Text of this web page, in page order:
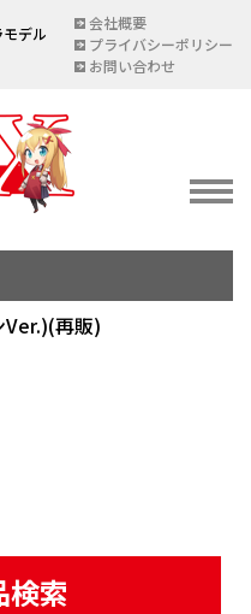
デル
会社概要
プライバシーポリシー
お問い合わせ
Ver.)(再販)
検索